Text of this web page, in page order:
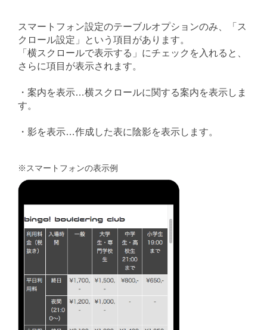
スマートフォン設定のテーブルオプションのみ、「ス
クロール設定」という項目があります。
「横スクロールで表示する」にチェックを入れると、
さらに項目が表示されます。
・案内を表示…横スクロールに関する案内を表示しま
す。
・影を表示…作成した表に陰影を表示します。
※スマートフォンの表示例